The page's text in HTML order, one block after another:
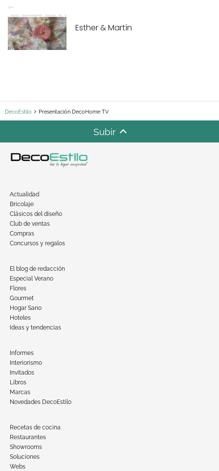
Esther & Martín
DecoEstilo Presentación DecoHome TV
Subir
Actualidad
Bricolaje
Clásicos del diseño
Club de ventas
Compras
Concursos y regalos
El blog de redacción
Especial Verano
Flores
Gourmet
Hogar Sano
Hoteles
Ideas y tendencias
Informes
Interiorismo
Invitados
Libros
Marcas
Novedades DecoEstilo
Recetas de cocina
Restaurantes
Showrooms
Soluciones
Webs